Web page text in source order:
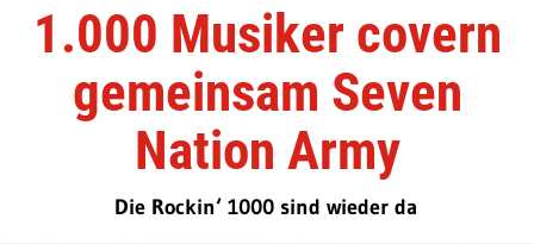
1.000 Musiker covern
gemeinsam Seven
Nation Army
Die Rockin‘ 1000 sind wieder da